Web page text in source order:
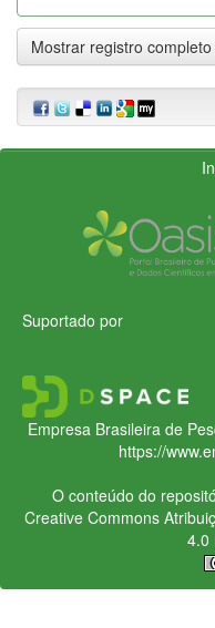
Mostrar registro
Suportado por
Empresa Brasileira de
https://
O conteúdo do
Creative Commons
4.0